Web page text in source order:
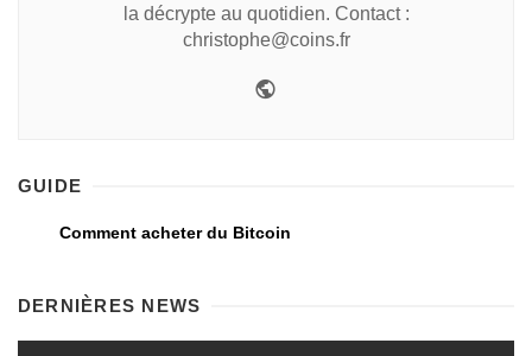
la décrypte au quotidien. Contact :
christophe@coins.fr
GUIDE
Comment acheter du Bitcoin
DERNIÈRES NEWS